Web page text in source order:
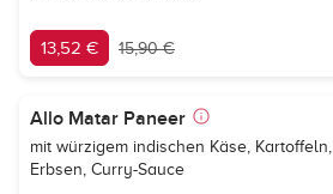
13,52 € 15,90 €
Allo Matar Paneer
mit würzigem indischen Käse, Kartoffeln,
Erbsen, Curry-Sauce